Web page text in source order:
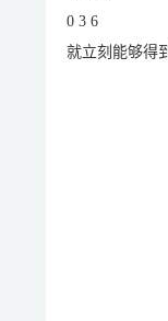
0 3 6
就立刻能够得